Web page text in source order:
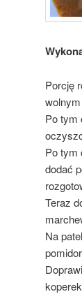
Porcję
Po tym
Po tym
dodać
Teraz
Na